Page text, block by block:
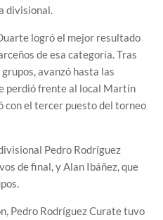
divisional.
logró el mejor resultado
de esa categoría. Tras
avanzó hasta las
perdió frente al local Martín
con el tercer puesto del torneo
Pedro Rodríguez
de final, y Alan Ibáñez, que
Pedro Rodríguez Curate tuvo